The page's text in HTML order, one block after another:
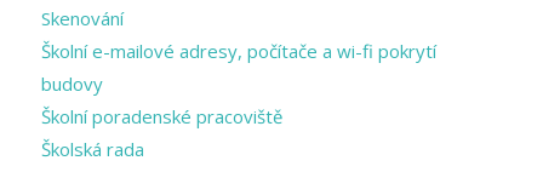
Skenování
Školní e-mailové adresy, počítače a wi-fi pokrytí
budovy
Školní poradenské pracoviště
Školská rada